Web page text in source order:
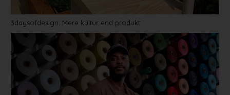
3daysofdesign: Mere kultur end produkt